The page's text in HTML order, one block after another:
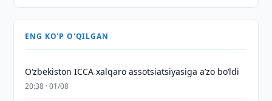
ENG KO'P O'QILGAN
O‘zbekiston ICCA xalqaro assotsiatsiyasiga aʼzo bo‘ldi
20:38 · 01/08